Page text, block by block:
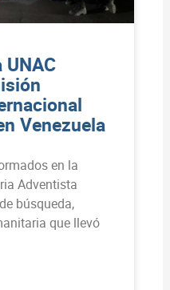
UNAC
Venezuela
en la
Adventista
búsqueda,
que llevó